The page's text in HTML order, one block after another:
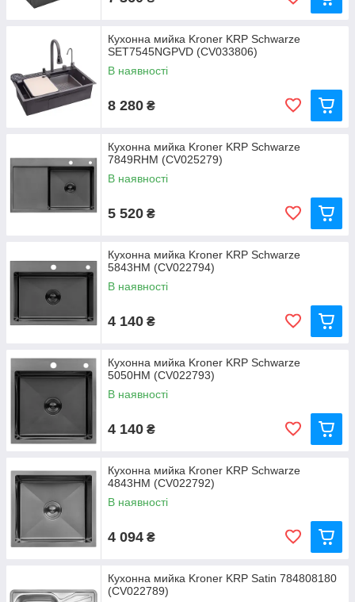
Кухонна мийка Kroner KRP Schwarze
SET7545NGPVD (CV033806)
В наявності
8 280 ₴
Кухонна мийка Kroner KRP Schwarze
7849RHM (CV025279)
В наявності
5 520 ₴
Кухонна мийка Kroner KRP Schwarze
5843HM (CV022794)
В наявності
4 140 ₴
Кухонна мийка Kroner KRP Schwarze
5050HM (CV022793)
В наявності
4 140 ₴
Кухонна мийка Kroner KRP Schwarze
4843HM (CV022792)
В наявності
4 094 ₴
Кухонна мийка Kroner KRP Satin 784808180
(CV022789)